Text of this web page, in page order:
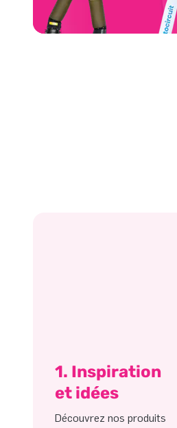
1. Inspiration
et idées
Découvrez nos produits